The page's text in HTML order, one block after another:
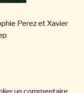
Perez et Xavier